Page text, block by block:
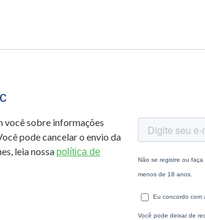
você sobre informações
pode cancelar o envio da
leia nossa política de